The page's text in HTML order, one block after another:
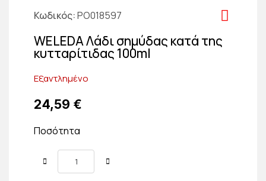
Κωδικός PO018597
WELEDA Λάδι σημύδας κατά της
κυτταρίτιδας 100ml
Εξαντλημένο
24,59 €
Ποσότητα